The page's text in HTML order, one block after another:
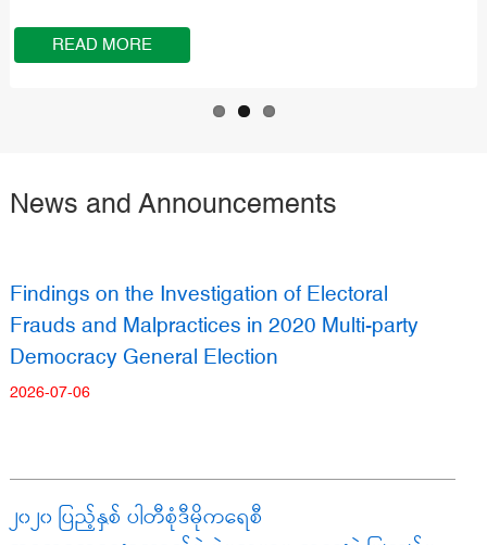
READ MORE
READ MORE
READ MORE
News and Announcements
Findings on the Investigation of Electoral
Frauds and Malpractices in 2020 Multi-party
Democracy General Election
2026-07-06
၂၀၂၀ ပြည့်နှစ် ပါတီစုံဒီမိုကရေစီ